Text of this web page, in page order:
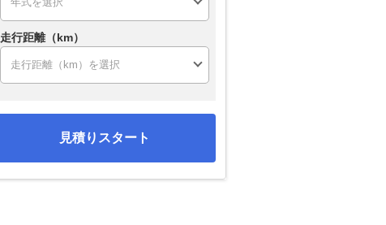
走行距離（km）
見積りスタート